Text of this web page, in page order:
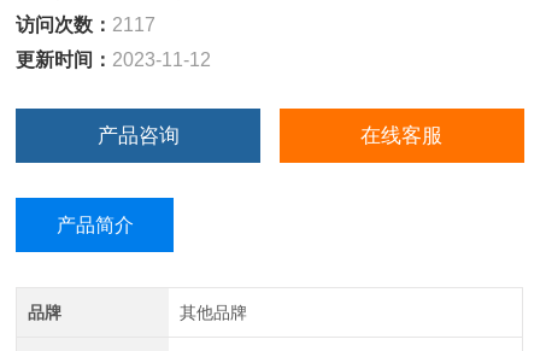
访问次数： 2117
更新时间： 2023-11-12
产品咨询 在线客服
产品简介
品牌 其他品牌